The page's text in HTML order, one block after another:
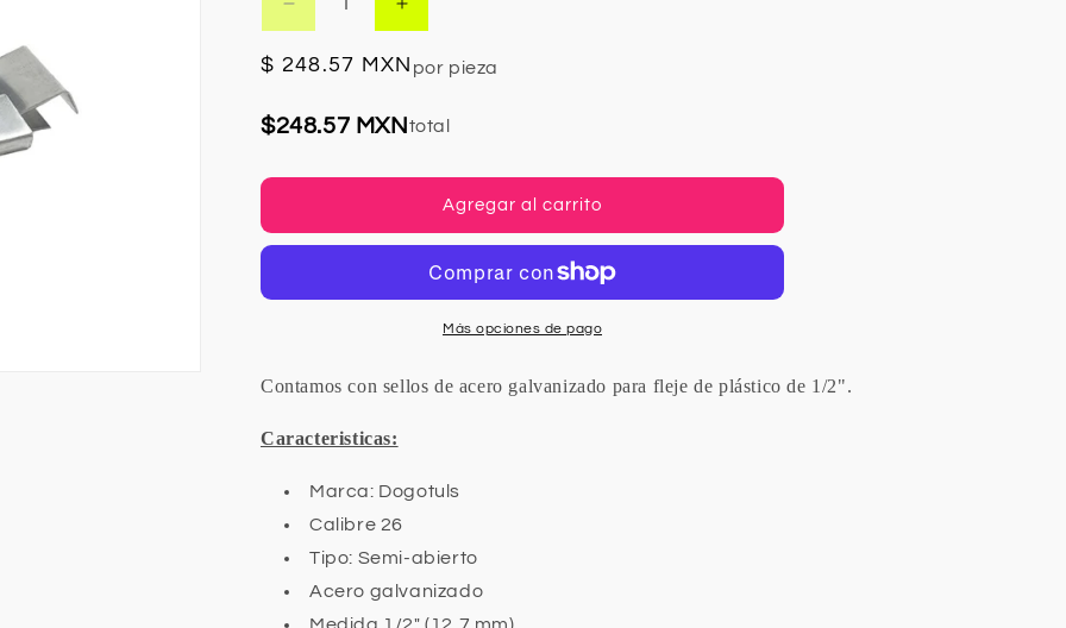
Reducir
cantidad
para
Galvanizado
para
Aumentar
cantidad
para
Galvanizado
para
Plastico
Precio
$ 248.57 MXN por pieza
$248.57 MXN total
Agregar al carrito
Más opciones de pago
Contamos con sellos de acero galvanizado para fleje de plástico de 1/2".
Caracteristicas:
Marca: Dogotuls
Calibre 26
Tipo: Semi-abierto
Acero galvanizado